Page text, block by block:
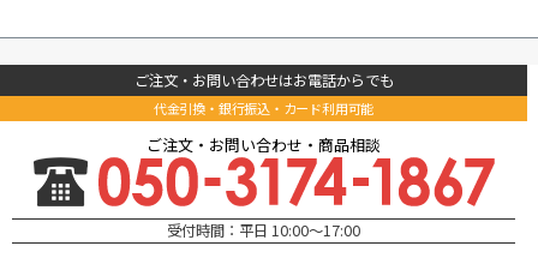
ご注文・お問い合わせはお電話からでも
代金引換・銀行振込・カード利用可能
ご注文・お問い合わせ・商品相談
受付時間：平日 10:00～17:00